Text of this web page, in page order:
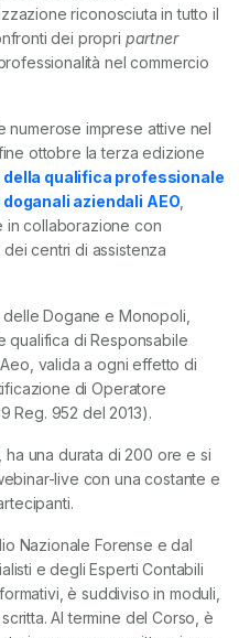
riconosciuta in tutto il
dei propri partner
nel commercio
imprese attive nel
ottobre la terza edizione
qualifica professionale
aziendali AEO
in collaborazione con
centri di assistenza
Dogane e Monopoli,
qualifica di Responsabile
valida a ogni effetto di
di Operatore
Reg. 952 del 2013).
ha una durata di 200 ore e si
live con una costante e
Nazionale Forense e dal
e degli Esperti Contabili
è suddiviso in moduli,
Al termine del Corso, è